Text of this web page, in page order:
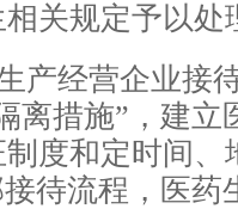
关规定予以处
产经营企业接
离措施”，建立
度和定时间、
待流程，医药